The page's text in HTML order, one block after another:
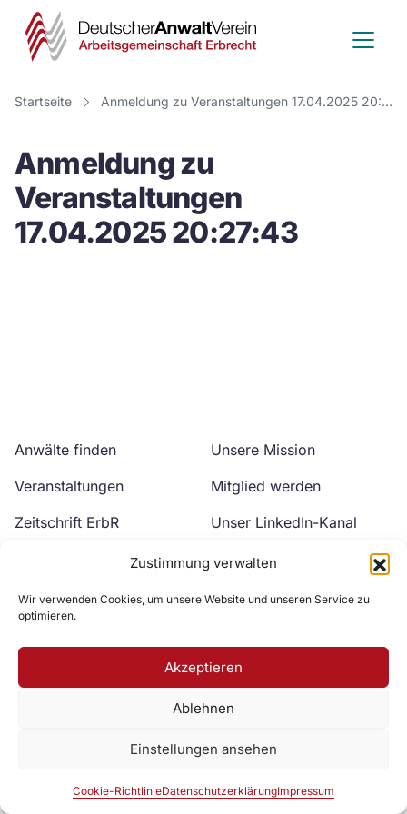
Zustimmung verwalten
Wir verwenden Cookies, um unsere Website und unseren Service zu
optimieren.
Akzeptieren
Ablehnen
Einstellungen ansehen
Cookie-RichtlinieDatenschutzerklärungImpressum
Deutscher
Anwalt
Verein
Startseite Anmeldung zu Veranstaltungen 17.04.2025 20:27:43
Anmeldung zu
Veranstaltungen
17.04.2025 20:27:43
Anwälte finden
Veranstaltungen
Zeitschrift ErbR
Unsere Mission
Mitglied werden
Unser LinkedIn-Kanal
Unser YouTube-Kanal
Zur DAV Webseite